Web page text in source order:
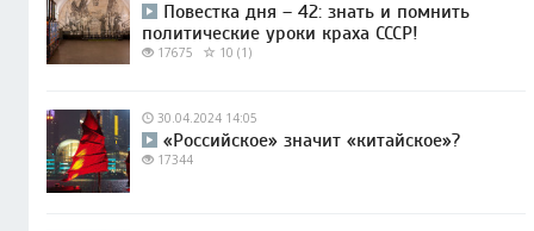
Повестка дня – 42: знать и помнить
политические уроки краха СССР!
17675 10 (1)
30.04.2024 14:05
«Российское» значит «китайское»?
17344